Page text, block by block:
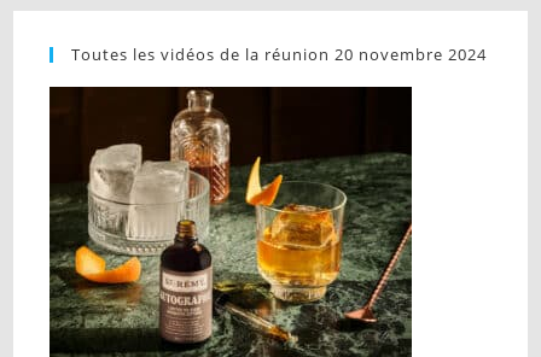
Toutes les vidéos de la réunion 20 novembre 2024